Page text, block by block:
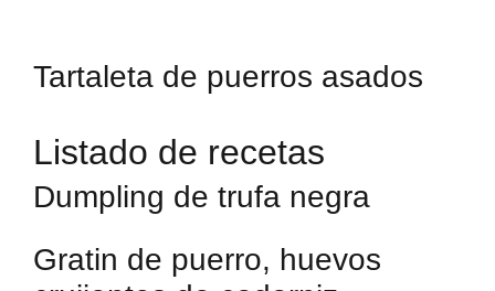
Tartaleta de puerros asados
Listado de recetas
Dumpling de trufa negra
Gratin de puerro, huevos